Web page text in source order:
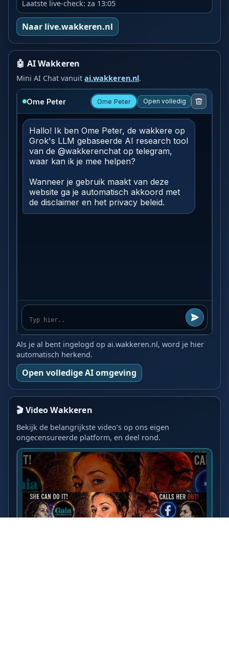
Laatste live-check: za 13:05
Naar live.wakkeren.nl
🤖 AI Wakkeren
Mini AI Chat vanuitai.wakkeren.nl.
Als je al bent ingelogd op ai.wakkeren.nl, word je hier
automatisch herkend.
Open volledige AI omgeving
🎬 Video Wakkeren
Bekijk de belangrijkste video’s op ons eigen
ongecensureerde platform, en deel rond.